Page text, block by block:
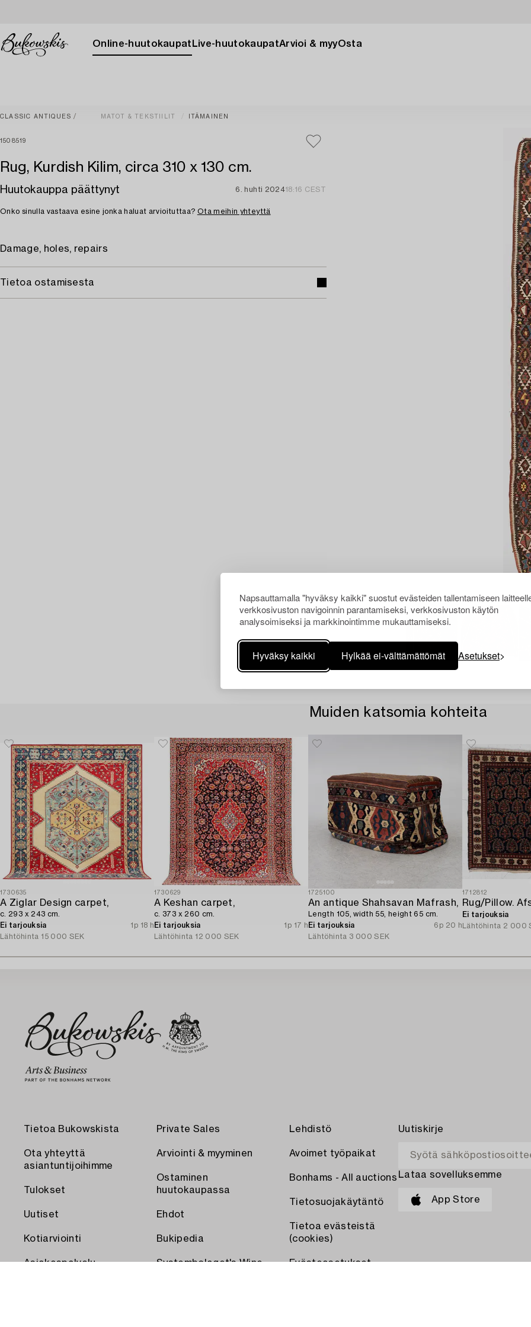
Napsauttamalla "hyväksy kaikki" suostut evästeiden tallentamiseen
verkkosivuston navigoinnin parantamiseksi, verkkosivuston käytön
analysoimiseksi ja markkinointimme mukauttamiseksi.
Hyväksy kaikki Hylkää ei-välttämättömät Asetukset
Online-huutokaupat Live-huutokaupatArvioi & myyOsta
CLASSIC ANTIQUES MATOT & TEKSTIILIT ITÄMAINEN
1508519
Rug, Kurdish Kilim, circa 310 x 130 cm.
Huutokauppa päättynyt 6. huhti 202418:16 CEST
Onko sinulla vastaava esine jonka haluat arvioituttaa? Ota meihin yhteyttä
Damage, holes, repairs
Tietoa ostamisesta
Muiden katsomia kohteita
1730635
A Ziglar Design carpet,
c. 293 x 243 cm.
Ei tarjouksia
1p 18 h
Lähtöhinta 15 000 SEK
1730629
A Keshan carpet,
c. 373 x 260 cm.
Ei tarjouksia
1p 17 h
Lähtöhinta 12 000 SEK
1725100
An antique Shahsavan Mafrash,
Length 105, width 55, height 65 cm.
Ei tarjouksia
6p 20 h
Lähtöhinta 3 000 SEK
1712812
Ei tarjouksia
Lähtöhinta 2 000
Tietoa Bukowskista
Ota yhteyttä
asiantuntijoihimme
Tulokset
Uutiset
Kotiarviointi
Asiakaspalvelu
Private Sales
Arviointi & myyminen
Ostaminen
huutokaupassa
Ehdot
Bukipedia
Systembolaget's Wine
Lehdistö
Avoimet työpaikat
Bonhams - All auctions
Tietosuojakäytäntö
Tietoa evästeistä
(cookies)
Evästeasetukset
Uutiskirje
Lataa sovelluksemme
App Store